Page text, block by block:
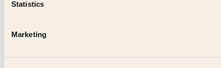
Statistics
Marketing